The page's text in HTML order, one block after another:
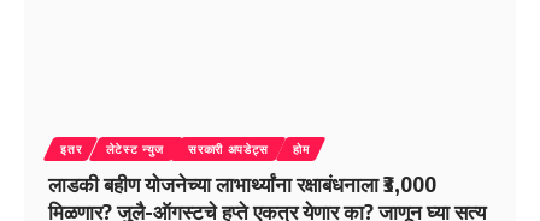
इतर लेटेस्ट न्युज सरकारी अपडेट्स होम
लाडकी बहीण योजनेच्या लाभार्थ्यांना रक्षाबंधनाला ₹3,000
मिळणार? जुलै-ऑगस्टचे हप्ते एकत्र येणार का? जाणून घ्या सत्य